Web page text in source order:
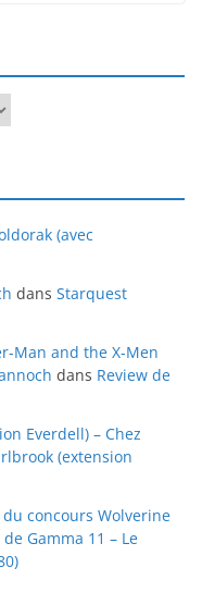
(avec
dans Starquest
Man and the X-Men
dans Review de
Everdell) – Chez
(extension
du concours Wolverine
de Gamma 11 – Le